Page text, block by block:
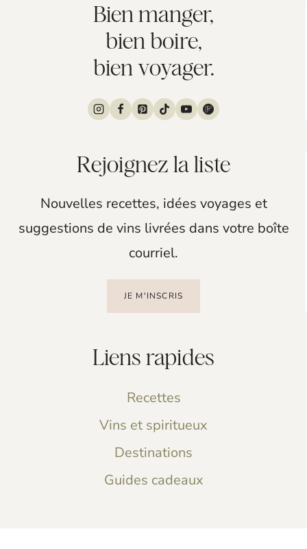
Bien manger,
bien boire,
bien voyager.
Rejoignez la liste
Nouvelles recettes, idées voyages et
suggestions de vins livrées dans votre boîte
courriel.
JE M'INSCRIS
Liens rapides
Recettes
Vins et spiritueux
Destinations
Guides cadeaux